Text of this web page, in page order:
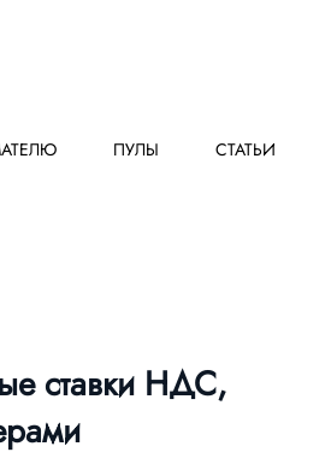
ПУЛЫ СТАТЬИ
ставки НДС,